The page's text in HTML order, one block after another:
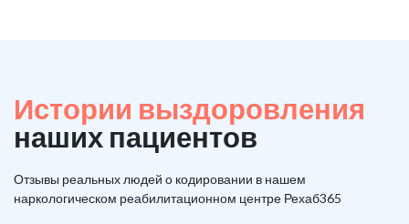
Истории выздоровления
наших пациентов
Отзывы реальных людей о кодировании в нашем
наркологическом реабилитационном центре Рехаб365